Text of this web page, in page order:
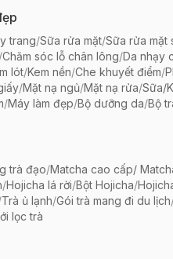
trang/Sữa rửa mặt/Sữa rửa mặt
/Chăm sóc lỗ chân lông/Da nhạy
lót/Kem nền/Che khuyết điểm/
/Mặt nạ ngủ/Mặt nạ rửa/Sữa/
/Máy làm đẹp/Bộ dưỡng da/Bộ
trà đạo/Matcha cao cấp/
/Hojicha lá rời/Bột Hojicha/
Trà ủ lạnh/Gói trà mang đi du lịch
lọc trà